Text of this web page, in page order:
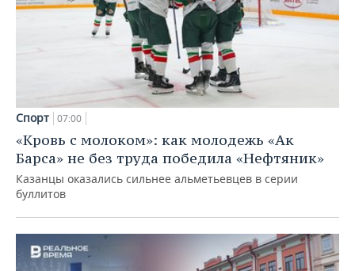
Спорт 07:00
«Кровь с молоком»: как молодежь «Ак
Барса» не без труда победила «Нефтяник»
Казанцы оказались сильнее альметьевцев в серии
буллитов